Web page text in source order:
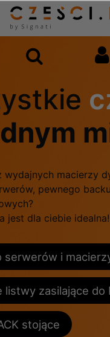
wydajnych macierzy
pewnego
jest dla ciebie idealna!
serwerów i
listwy zasilające do
stojące